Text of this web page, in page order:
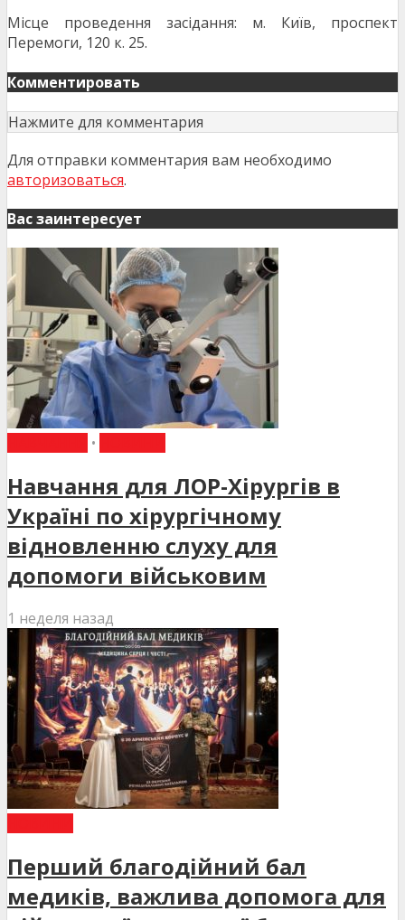
Місце проведення засідання: м. Київ, проспект
Перемоги, 120 к. 25.
Комментировать
Нажмите для комментария
Для отправки комментария вам необходимо
авторизоваться.
Вас заинтересует
•
Навчання для ЛОР-Хірургів в
Україні по хірургічному
відновленню слуху для
допомоги військовим
1 неделя назад
Перший благодійний бал
медиків, важлива допомога для